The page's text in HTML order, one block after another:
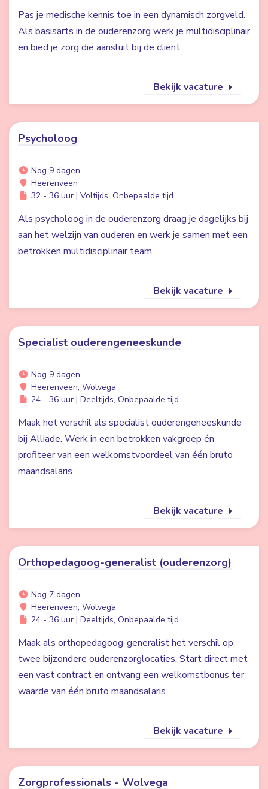
Pas je medische kennis toe in een dynamisch zorgveld.
Als basisarts in de ouderenzorg werk je multidisciplinair
en bied je zorg die aansluit bij de cliënt.
Bekijk vacature
Psycholoog
Nog 9 dagen
Heerenveen
32 - 36 uur | Voltijds, Onbepaalde tijd
Als psycholoog in de ouderenzorg draag je dagelijks bij
aan het welzijn van ouderen en werk je samen met een
betrokken multidisciplinair team.
Bekijk vacature
Specialist ouderengeneeskunde
Nog 9 dagen
Heerenveen, Wolvega
24 - 36 uur | Deeltijds, Onbepaalde tijd
Maak het verschil als specialist ouderengeneeskunde
bij Alliade. Werk in een betrokken vakgroep én
profiteer van een welkomstvoordeel van één bruto
maandsalaris.
Bekijk vacature
Orthopedagoog-generalist (ouderenzorg)
Nog 7 dagen
Heerenveen, Wolvega
24 - 36 uur | Deeltijds, Onbepaalde tijd
Maak als orthopedagoog-generalist het verschil op
twee bijzondere ouderenzorglocaties. Start direct met
een vast contract en ontvang een welkomstbonus ter
waarde van één bruto maandsalaris.
Bekijk vacature
Zorgprofessionals - Wolvega